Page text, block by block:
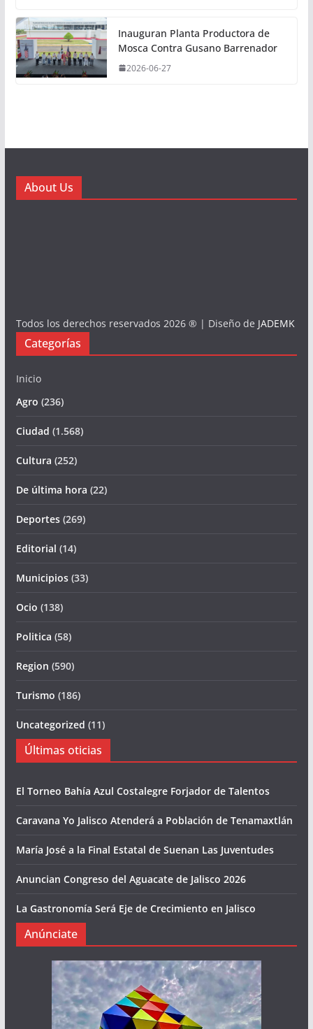
Inauguran Planta Productora de
Mosca Contra Gusano Barrenador
2026-06-27
About Us
Todos los derechos reservados 2026 ® | Diseño de JADEMK
Categorías
Inicio
Agro (236)
Ciudad (1.568)
Cultura (252)
De última hora (22)
Deportes(269)
Editorial (14)
Municipios(33)
Ocio (138)
Politica (58)
Region (590)
Turismo (186)
Uncategorized (11)
Últimas oticias
El Torneo Bahía Azul Costalegre Forjador de Talentos
Caravana Yo Jalisco Atenderá a Población de Tenamaxtlán
María José a la Final Estatal de Suenan Las Juventudes
Anuncian Congreso del Aguacate de Jalisco 2026
La Gastronomía Será Eje de Crecimiento en Jalisco
Anúnciate